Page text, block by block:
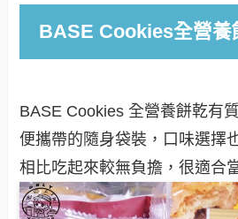
BASE Cookies全營養
BASE Cookies 全營養餅乾有
便攜帶的隨身袋裝，口味選擇
相比吃起來較無負擔，很適合